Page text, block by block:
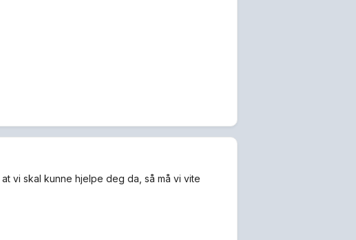
vi skal kunne hjelpe deg da, så må vi vite